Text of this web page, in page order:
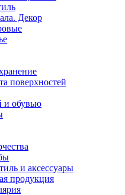
Декор
поверхностей
и обувью
и аксессуары
продукция